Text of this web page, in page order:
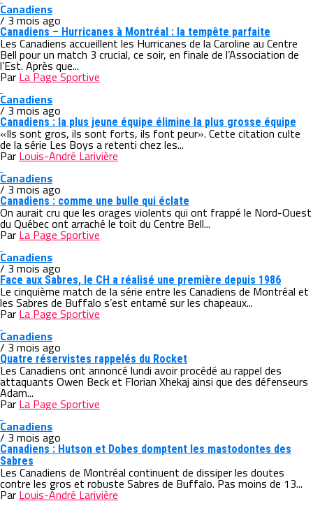
Canadiens
/ 3 mois ago
Canadiens – Hurricanes à Montréal : la tempête parfaite
Les Canadiens accueillent les Hurricanes de la Caroline au Centre
Bell pour un match 3 crucial, ce soir, en finale de l’Association de
l’Est. Après que...
Par La Page Sportive
Canadiens
/ 3 mois ago
Canadiens : la plus jeune équipe élimine la plus grosse équipe
«Ils sont gros, ils sont forts, ils font peur». Cette citation culte
de la série Les Boys a retenti chez les...
Par Louis-André Larivière
Canadiens
/ 3 mois ago
Canadiens : comme une bulle qui éclate
On aurait cru que les orages violents qui ont frappé le Nord-Ouest
du Québec ont arraché le toit du Centre Bell...
Par La Page Sportive
Canadiens
/ 3 mois ago
Face aux Sabres, le CH a réalisé une première depuis 1986
Le cinquième match de la série entre les Canadiens de Montréal et
les Sabres de Buffalo s’est entamé sur les chapeaux...
Par La Page Sportive
Canadiens
/ 3 mois ago
Quatre réservistes rappelés du Rocket
Les Canadiens ont annoncé lundi avoir procédé au rappel des
attaquants Owen Beck et Florian Xhekaj ainsi que des défenseurs
Adam...
Par La Page Sportive
Canadiens
/ 3 mois ago
Canadiens : Hutson et Dobes domptent les mastodontes des
Sabres
Les Canadiens de Montréal continuent de dissiper les doutes
contre les gros et robuste Sabres de Buffalo. Pas moins de 13...
Par Louis-André Larivière